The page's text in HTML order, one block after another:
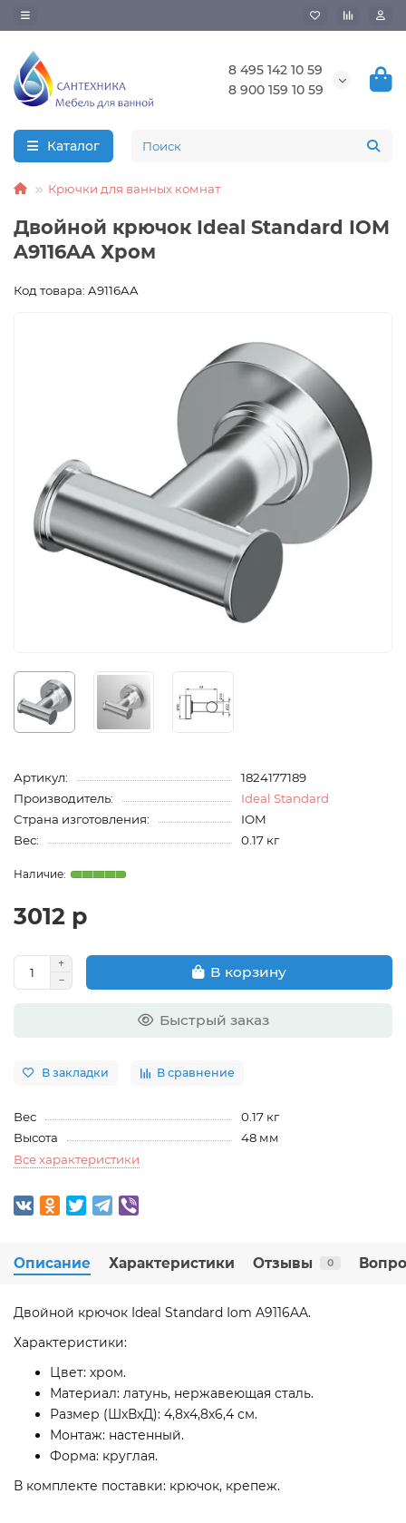
8 495 142 10 59
8 900 159 10 59
Каталог
Крючки для ванных комнат
Двойной крючок Ideal Standard IOM
A9116AA Хром
Код товара: A9116AA
Артикул:
1824177189
Производитель:
Ideal Standard
Страна изготовления:
IOM
Вес:
0.17 кг
3012 р
В корзину
Быстрый заказ
В закладки В сравнение
Вес
0.17 кг
Высота
48 мм
Все характеристики
Описание Характеристики Отзывы 0
Двойной крючок Ideal Standard Iom A9116AA.
Характеристики:
Цвет: хром.
Материал: латунь, нержавеющая сталь.
Размер (ШхВхД): 4,8х4,8х6,4 см.
Монтаж: настенный.
Форма: круглая.
В комплекте поставки: крючок, крепеж.